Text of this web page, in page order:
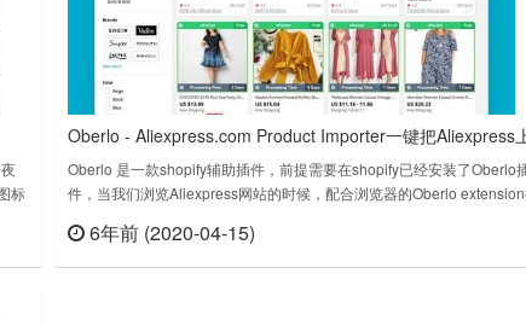
标
Oberlo - Aliexpress.com Product Importer一键把Aliexpress
的产品导入到我们的Shopify店铺
Oberlo 是一款shopify辅助插件，前提需要在shopify已经安装了Oberlo
件，当我们浏览Aliexpress网站的时候，配合浏览器的Oberlo
流地：http://www.web2mart.com/forum/forum-229-……
6年前 (2020-04-15)